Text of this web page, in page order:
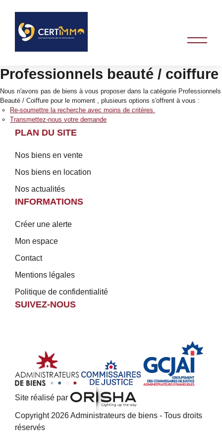
Professionnels beauté / coiffure
Nous n'avons pas de biens à vous proposer dans la catégorie Professionnels
Beauté / Coiffure pour le moment , plusieurs options s'offrent à vous :
Re-soumettre la recherche avec moins de critères.
Transmettez-nous votre demande
PLAN DU SITE
Nos biens en vente
Nos biens en location
Nos actualités
INFORMATIONS
Créer une alerte
Mon espace
Contact
Mentions légales
Politique de confidentialité
SUIVEZ-NOUS
Site réalisé par
Copyright 2026 Administrateurs de biens - Tous droits
réservés